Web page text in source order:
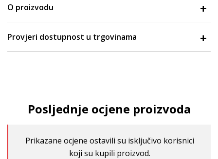
O proizvodu
Provjeri dostupnost u trgovinama
Posljednje ocjene proizvoda
Prikazane ocjene ostavili su isključivo korisnici
koji su kupili proizvod.